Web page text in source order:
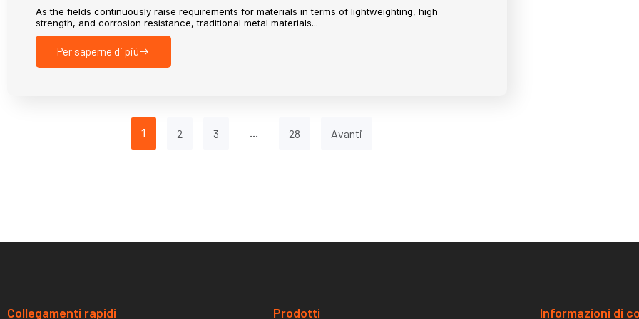
As the fields continuously raise requirements for materials in terms of lightweighting, high
strength, and corrosion resistance, traditional metal materials...
Per saperne di più
1 2 3 ... 28 Avanti
Collegamenti rapidi Prodotti Informazioni di